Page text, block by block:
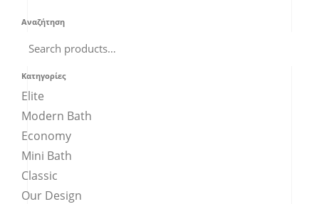
Αναζήτηση
Κατηγορίες
Elite
Modern Bath
Economy
Mini Bath
Classic
Our Design